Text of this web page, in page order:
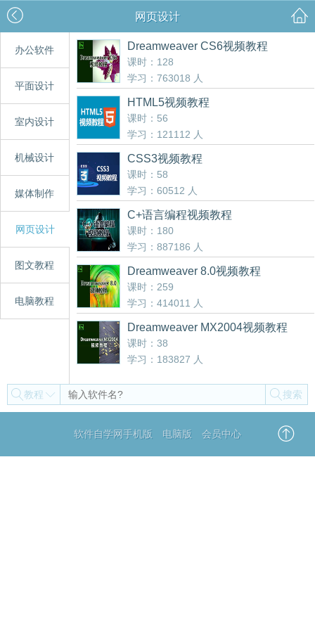
网页设计
办公软件
平面设计
室内设计
机械设计
媒体制作
网页设计
图文教程
电脑教程
Dreamweaver CS6视频教程
课时：128
学习：763018 人
HTML5视频教程
课时：56
学习：121112 人
CSS3视频教程
课时：58
学习：60512 人
C+语言编程视频教程
课时：180
学习：887186 人
Dreamweaver 8.0视频教程
课时：259
学习：414011 人
Dreamweaver MX2004视频教程
课时：38
学习：183827 人
搜索
教程
软件自学网手机版 电脑版 会员中心